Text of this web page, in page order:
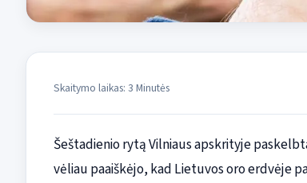
Skaitymo laikas: 3 Minutės
Šeštadienio rytą Vilniaus apskrityje
vėliau paaiškėjo, kad Lietuvos oro erdvėje